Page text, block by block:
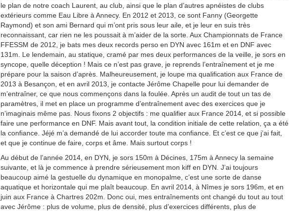
le plan de notre coach Laurent, au club, ainsi que le plan d’autres apnéistes de clubs
extérieurs comme Eau Libre à Annecy. En 2012 et 2013, ce sont Fanny (Georgette
Raymond) et son ami Bernard qui m’ont pris sous leur aile, et je leur en suis très
reconnaissant, car rien ne les poussait à m’aider de la sorte. Aux Championnats de France
FFESSM de 2012, je bats mes deux records perso en DYN avec 161m et en DNF avec
131m. Le lendemain, au statique, cramé par mes deux performances de la veille, je sors en
syncope, quelle déception ! Mais ce n’est pas grave, je reprends l’entraînement et je me
prépare pour la saison d’après. Malheureusement, je loupe ma qualification aux France de
2013 à Besançon, et en avril 2013, je contacte Jérôme Chapelle pour lui demander de
m’entraîner, ce que nous commençons dans la foulée. Après un audit de tout un tas de
paramètres, il met en place un programme d’entraînement avec des exercices que je
n’imaginais même pas. Nous fixons 2 objectifs : me qualifier aux France 2014, et si possible
faire une performance en DNF. Mais avant tout, la condition initiale de cette relation, ça a été
la confiance. Jéjé m’a demandé de lui accorder toute ma confiance. Et c’est ce que j’ai fait,
et que je continue de faire, corps et âme. Mais surtout corps !
Au début de l’année 2014, en DYN, je sors 150m à Décines, 175m à Annecy la semaine
suivante, et là je commence à prendre sérieusement mon kiff en DYN. J’ai toujours
beaucoup aimé la gestuelle du dynamique en monopalme, c’est une sorte de danse
aquatique et horizontale qui me plaît beaucoup. En avril 2014, à Nîmes je sors 196m, et en
juin aux France à Chartres 202m. Donc oui, mes entraînements ont changé du tout au tout
avec Jérôme : plus de volume, plus de densité, plus d’exercices différents, plus de